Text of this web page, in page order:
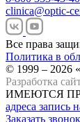
clinica@optic-
Все права
Политика в
© 1999 – 2026
Разработка
ИМЕЮТСЯ
адреса запись
Заказать звонок